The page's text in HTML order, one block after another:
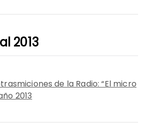
2013
de la Radio: “El micro
2013